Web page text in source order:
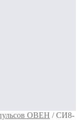
ОВЕН /СИ8-